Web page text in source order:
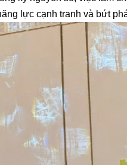
lực cạnh tranh và bứt